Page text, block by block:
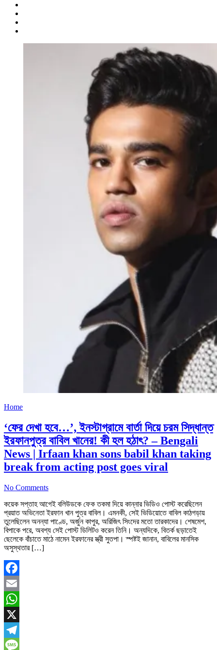
Home
‘ফের দেখা হবে…’, ইনস্টাগ্রামে বার্তা দিয়ে চরম সিদ্ধান্ত
ইরফানপুত্র বাবিল খানের! কী হল হঠাৎ? – Bengali
News | Irfaan khan sons babil khan taking
break from acting post goes viral
No Comments
কয়েক সপ্তাহ আগেই বলিউডকে ফেক তকমা দিয়ে কান্নার ভিডিও পোস্ট করেছিলেন
প্রয়াত অভিনেতা ইরফান খান পুত্র বাবিল। এমনকী, সেই ভিডিয়োতে বাবিল কাঠগড়ায়
তুলেছিলেন অনন্যা পাণ্ডে, অর্জুন কাপুর, অরিজিৎ সিংদের মতো তারকাদের। শেষমেশ,
বিপাকে পরে, অবশ্য সেই পোস্ট ডিলিটও করেন তিনি। অন্যদিকে, বিতর্ক ছড়াতেই
ছেলেকে বাঁচাতে মাঠে নামেন ইরফানের স্ত্রী সুতপা। স্পষ্টই জানান, বাবিলের মানসিক
অসুস্থতার […]
Facebook
Email
WhatsApp
X
Telegram